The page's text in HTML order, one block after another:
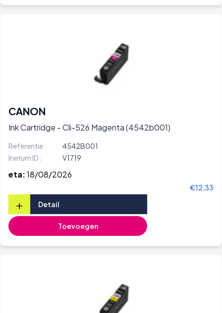
CANON
Ink Cartridge - Cli-526 Magenta (4542b001)
Referentie :
4542B001
Inetum ID :
V1719
eta:18/08/2026
€12,33
+ Detail
Toevoegen